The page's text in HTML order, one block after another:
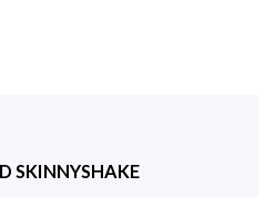
SKINNYSHAKE